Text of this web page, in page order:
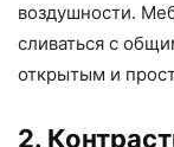
воздушности.
сливаться с
открытым и
2.